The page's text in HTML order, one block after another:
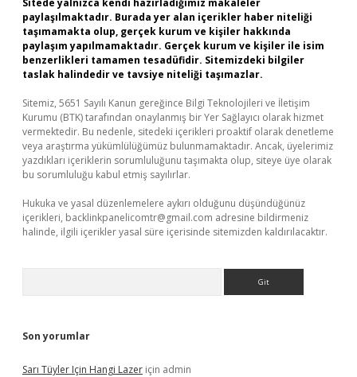
Sitede yalnızca kendi hazırladığımız makaleler
paylaşılmaktadır. Burada yer alan içerikler haber niteliği
taşımamakta olup, gerçek kurum ve kişiler hakkında
paylaşım yapılmamaktadır. Gerçek kurum ve kişiler ile isim
benzerlikleri tamamen tesadüfidir. Sitemizdeki bilgiler
taslak halindedir ve tavsiye niteliği taşımazlar.
Sitemiz, 5651 Sayılı Kanun gereğince Bilgi Teknolojileri ve İletişim
Kurumu (BTK) tarafından onaylanmış bir Yer Sağlayıcı olarak hizmet
vermektedir. Bu nedenle, sitedeki içerikleri proaktif olarak denetleme
veya araştırma yükümlülüğümüz bulunmamaktadır. Ancak, üyelerimiz
yazdıkları içeriklerin sorumluluğunu taşımakta olup, siteye üye olarak
bu sorumluluğu kabul etmiş sayılırlar.
Hukuka ve yasal düzenlemelere aykırı olduğunu düşündüğünüz
içerikleri, backlinkpanelicomtr@gmail.com adresine bildirmeniz
halinde, ilgili içerikler yasal süre içerisinde sitemizden kaldırılacaktır.
Son yorumlar
Sarı Tüyler Için Hangi Lazer için admin